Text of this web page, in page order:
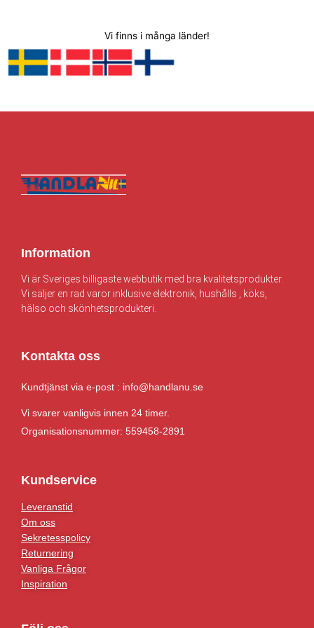
Vi finns i många länder!
Information
Vi är Sveriges billigaste webbutik med bra kvalitetsprodukter.
Vi säljer en rad varor inklusive elektronik, hushålls , köks,
hälso och skönhetsprodukteri.
Kontakta oss
Kundtjänst via e-post : info@handlanu.se
Vi svarer vanligvis innen 24 timer.
Organisationsnummer: 559458-2891
Kundservice
Leveranstid
Om oss
Sekretesspolicy
Returnering
Vanliga Frågor
Inspiration